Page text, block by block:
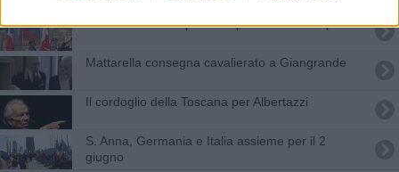
La Festa della Repubblica per un futuro di pace
Mattarella consegna cavalierato a Giangrande
Il cordoglio della Toscana per Albertazzi
S. Anna, Germania e Italia assieme per il 2
giugno